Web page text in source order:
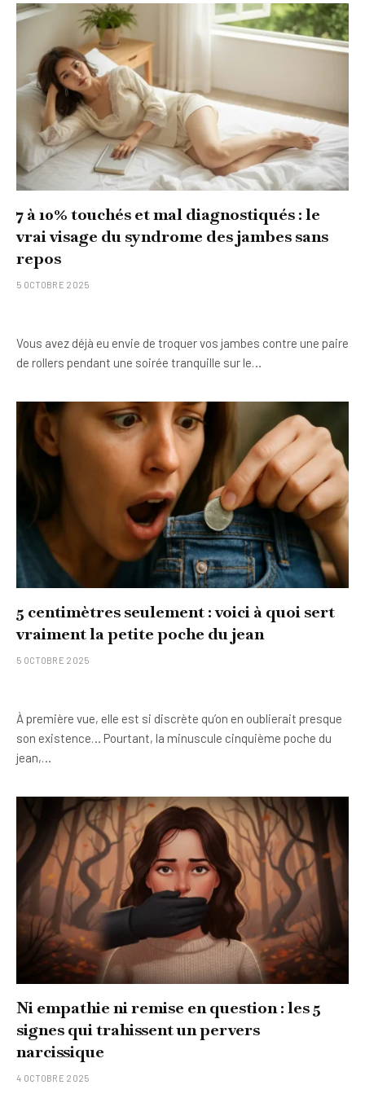
7 à 10% touchés et mal diagnostiqués : le
vrai visage du syndrome des jambes sans
repos
5 OCTOBRE 2025
Vous avez déjà eu envie de troquer vos jambes contre une paire
de rollers pendant une soirée tranquille sur le…
5 centimètres seulement : voici à quoi sert
vraiment la petite poche du jean
5 OCTOBRE 2025
À première vue, elle est si discrète qu’on en oublierait presque
son existence… Pourtant, la minuscule cinquième poche du
jean,…
Ni empathie ni remise en question : les 5
signes qui trahissent un pervers
narcissique
4 OCTOBRE 2025